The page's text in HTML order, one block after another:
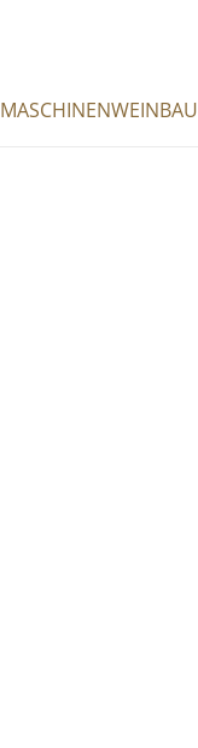
MASCHINENWEINBAU